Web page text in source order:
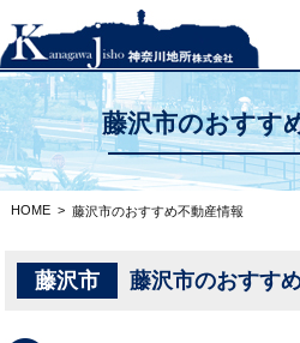
藤沢市のおすす
HOME>藤沢市のおすすめ不動産情報
藤沢市
藤沢市のおすす